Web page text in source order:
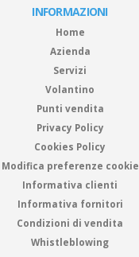
INFORMAZIONI
Home
Azienda
Servizi
Volantino
Punti vendita
Privacy Policy
Cookies Policy
Modifica preferenze cookie
Informativa clienti
Informativa fornitori
Condizioni di vendita
Whistleblowing